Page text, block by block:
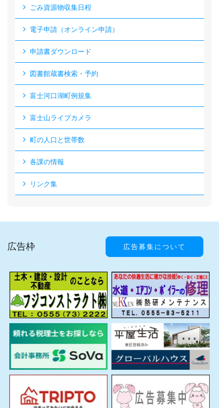
ごみ資源物収集日程
電子申請（オンライン申請）
申請書ダウンロード
図書館蔵書検索・予約
富士河口湖町例規集
富士山ライブカメラ
町の人口と世帯数
各課の情報
リンク集
広告枠 広告募集について